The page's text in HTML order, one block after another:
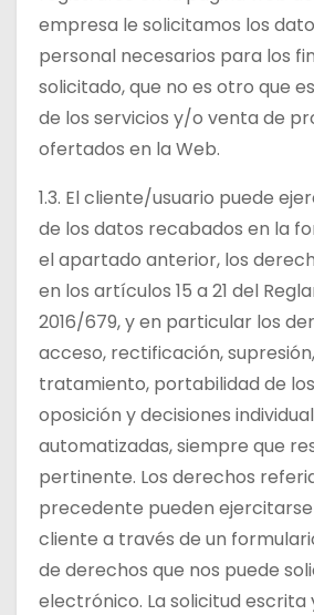
empresa le solicitamos los
personal necesarios para los
solicitado, que no es otro que
de los servicios y/o venta de
ofertados en la Web.
1.3. El cliente/usuario puede
de los datos recabados en la
el apartado anterior, los
en los artículos 15 a 21 del
2016/679, y en particular los
acceso, rectificación,
tratamiento, portabilidad de
oposición y decisiones
automatizadas, siempre que
pertinente. Los derechos
precedente pueden
cliente a través de un
de derechos que nos puede
electrónico. La solicitud escrita